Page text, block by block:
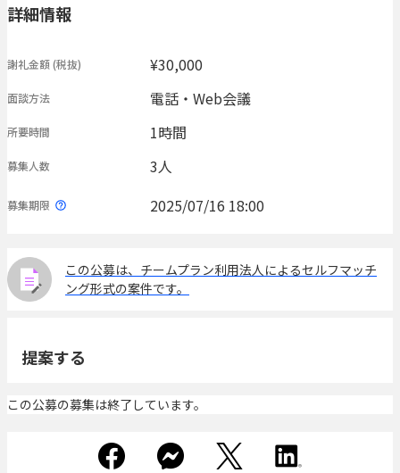
詳細情報
謝礼金額(税抜) ¥30,000
面談方法 電話・Web会議
所要時間 1時間
募集人数 3人
募集期限 2025/07/16 18:00
この公募は、チームプラン利用法人によるセルフマッチ
ング形式の案件です。
提案する
この公募の募集は終了しています。